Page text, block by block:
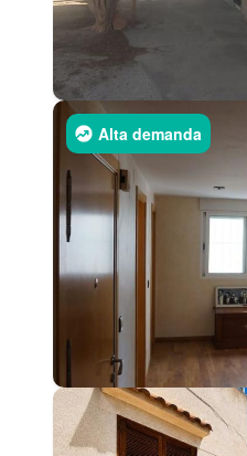
Alta demanda